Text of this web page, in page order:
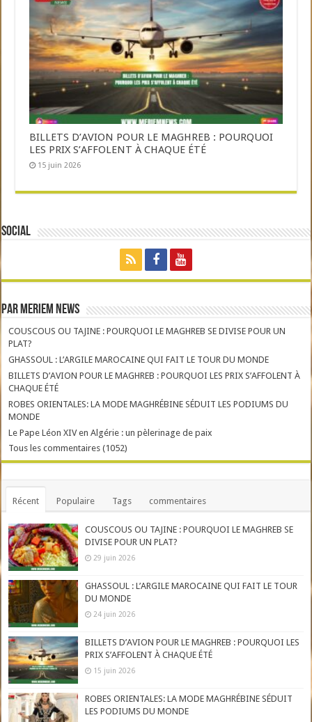
BILLETS D’AVION POUR LE MAGHREB : POURQUOI
LES PRIX S’AFFOLENT À CHAQUE ÉTÉ
15 juin 2026
Social
Par Meriem News
COUSCOUS OU TAJINE : POURQUOI LE MAGHREB SE DIVISE POUR UN
PLAT?
GHASSOUL : L’ARGILE MAROCAINE QUI FAIT LE TOUR DU MONDE
BILLETS D’AVION POUR LE MAGHREB : POURQUOI LES PRIX S’AFFOLENT À
CHAQUE ÉTÉ
ROBES ORIENTALES: LA MODE MAGHRÉBINE SÉDUIT LES PODIUMS DU
MONDE
Le Pape Léon XIV en Algérie : un pèlerinage de paix
Tous les commentaires (1052)
Récent Populaire Tags commentaires
COUSCOUS OU TAJINE : POURQUOI LE MAGHREB SE
DIVISE POUR UN PLAT?
29 juin 2026
GHASSOUL : L’ARGILE MAROCAINE QUI FAIT LE TOUR
DU MONDE
24 juin 2026
BILLETS D’AVION POUR LE MAGHREB : POURQUOI LES
PRIX S’AFFOLENT À CHAQUE ÉTÉ
15 juin 2026
ROBES ORIENTALES: LA MODE MAGHRÉBINE SÉDUIT
LES PODIUMS DU MONDE